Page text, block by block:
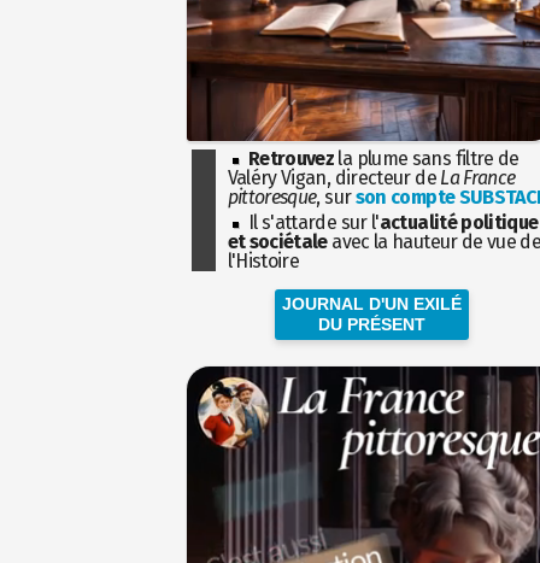
Retrouvez la plume sans filtre de
Valéry Vigan, directeur de La France
pittoresque, surson compte
Il s'attarde sur l'actualité politique
et sociétaleavec la hauteur de vue
l'Histoire
JOURNAL D'UN EXILÉ
DU PRÉSENT